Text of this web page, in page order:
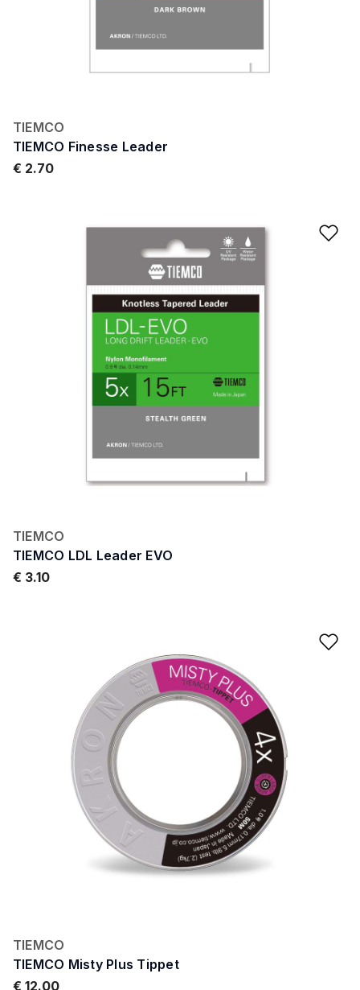
TIEMCO
TIEMCO Finesse Leader
€ 2.70
TIEMCO
TIEMCO LDL Leader EVO
€ 3.10
TIEMCO
TIEMCO Misty Plus Tippet
€ 12.00